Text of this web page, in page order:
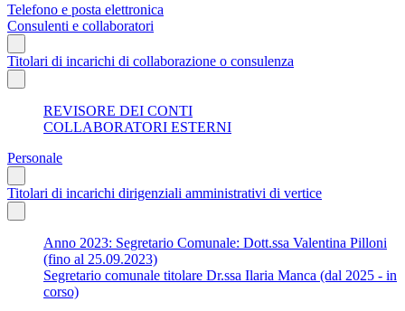
Telefono e posta elettronica
Consulenti e collaboratori
Titolari di incarichi di collaborazione o consulenza
REVISORE DEI CONTI
COLLABORATORI ESTERNI
Personale
Titolari di incarichi dirigenziali amministrativi di vertice
Anno 2023: Segretario Comunale: Dott.ssa Valentina Pilloni
(fino al 25.09.2023)
Segretario comunale titolare Dr.ssa Ilaria Manca (dal 2025 - in
corso)